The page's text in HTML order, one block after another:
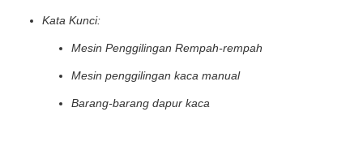
Kata Kunci:
Mesin Penggilingan Rempah-rempah
Mesin penggilingan kaca manual
Barang-barang dapur kaca